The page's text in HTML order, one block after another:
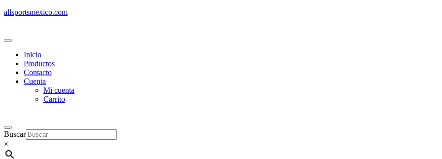
allsportsmexico.com
Inicio
Productos
Contacto
Cuenta
Mi cuenta
Carrito
Buscar
×